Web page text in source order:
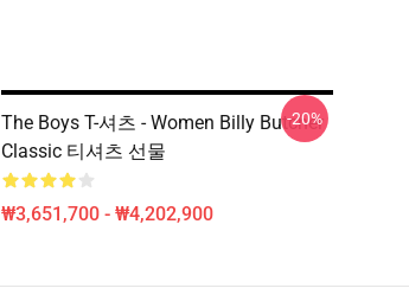
The Boys T-셔츠 - Women Billy Butcher
Classic 티셔츠 선물
₩3,651,700 - ₩4,202,900
-20%